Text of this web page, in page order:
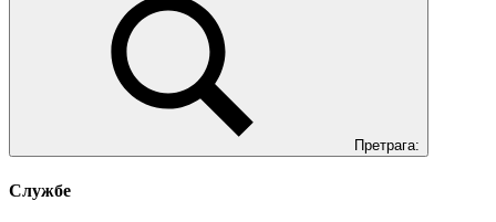
Претрага:
Службе